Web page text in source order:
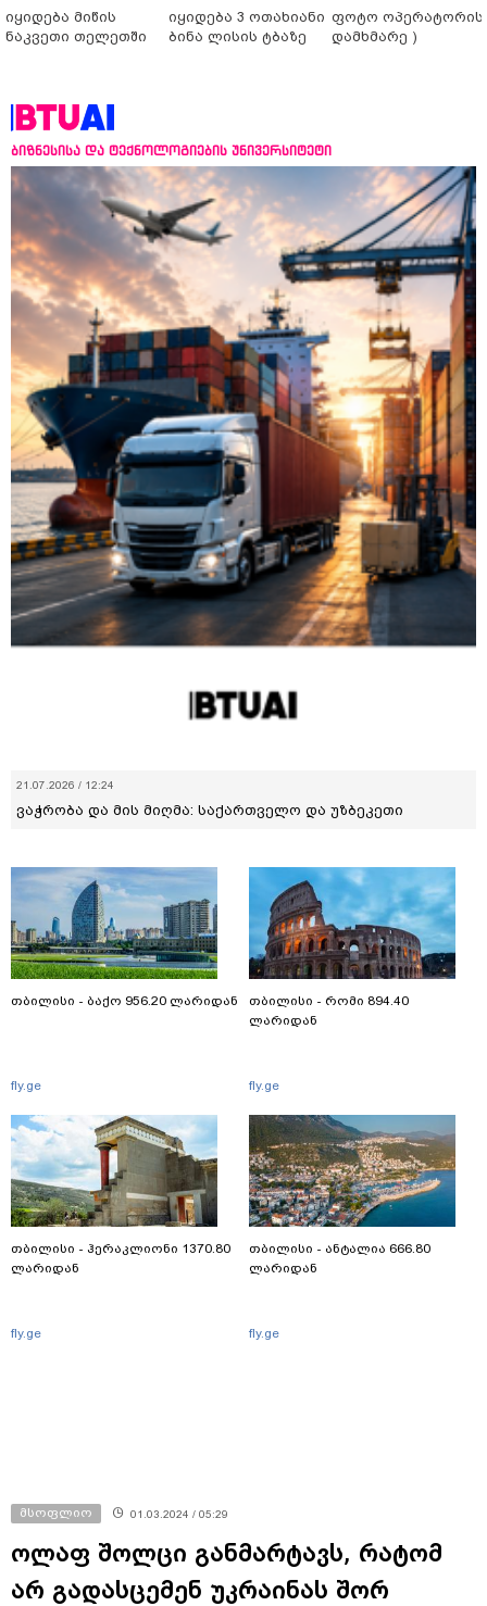
იყიდება მიწის
ნაკვეთი თელეთში
იყიდება 3 ოთახიანი
ბინა ლისის ტბაზე
ფოტო ოპერატორის
დამხმარე )
ბიზნესისა და ტექნოლოგიების უნივერსიტეტი
21.07.2026 / 12:24
ვაჭრობა და მის მიღმა: საქართველო და უზბეკეთი
თბილისი - ბაქო 956.20 ლარიდან
fly.ge
თბილისი - ჰერაკლიონი 1370.80
ლარიდან
fly.ge
თბილისი - რომი 894.40
ლარიდან
fly.ge
თბილისი - ანტალია 666.80
ლარიდან
fly.ge
მსოფლიო 01.03.2024 / 05:29
ოლაფ შოლცი განმარტავს, რატომ
არ გადასცემენ უკრაინას შორ